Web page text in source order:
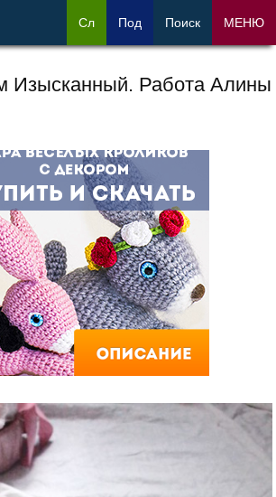
Изысканный. Работа Алины
Сл Под Поиск МЕНЮ